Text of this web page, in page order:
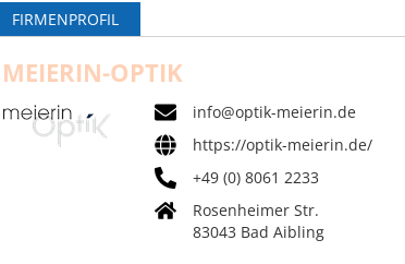
FIRMENPROFIL
MEIERIN-OPTIK
info@optik-meierin.de
https://optik-meierin.de/
+49 (0) 8061 2233
Rosenheimer Str.
83043 Bad Aibling